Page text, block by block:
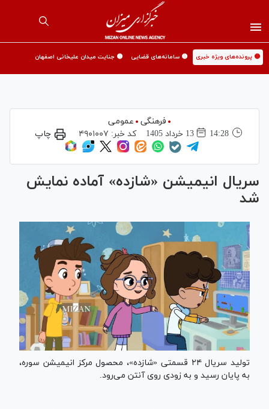
🟡 پرونده‌های ویژه خبری 🟡 سامانه‌های قضایی 🟡 جنایت میدان علیخانی اصفهان
فرهنگی
عمومی
14:28
13 خرداد 1405 کد خبر: ۴۹۰۱۰۰۷ چاپ
سریال انیمیشن «شازده» آماده نمایش
شد
تولید سریال ۲۴ قسمتی «شازده»، محصول مرکز انیمیشن سوره،
به پایان رسید و به زودی روی آنتن می‌رود.